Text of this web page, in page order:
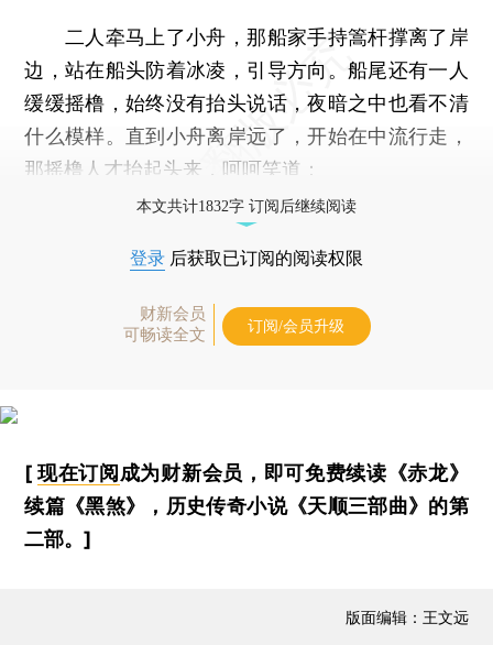
二人牵马上了小舟，那船家手持篙杆撑离了岸
边，站在船头防着冰凌，引导方向。船尾还有一人
缓缓摇橹，始终没有抬头说话，夜暗之中也看不清
什么模样。直到小舟离岸远了，开始在中流行走，
那摇橹人才抬起头来，呵呵笑道：
本文共计1832字 订阅后继续阅读
登录 后获取已订阅的阅读权限
财新会员
可畅读全文
订阅/会员升级
[现在订阅 成为财新会员，即可免费续读《赤龙》
续篇《黑煞》，历史传奇小说《天顺三部曲》的第
二部。]
版面编辑：王文远